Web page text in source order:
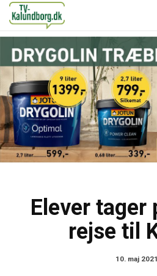
Elever tager
rejse til
10. maj 2021